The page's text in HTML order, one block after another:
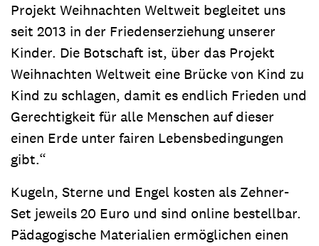
Projekt Weihnachten Weltweit begleitet uns
seit 2013 in der Friedenserziehung unserer
Kinder. Die Botschaft ist, über das Projekt
Weihnachten Weltweit eine Brücke von Kind zu
Kind zu schlagen, damit es endlich Frieden und
Gerechtigkeit für alle Menschen auf dieser
einen Erde unter fairen Lebensbedingungen
gibt.“
Kugeln, Sterne und Engel kosten als Zehner-
Set jeweils 20 Euro und sind online bestellbar.
Pädagogische Materialien ermöglichen einen